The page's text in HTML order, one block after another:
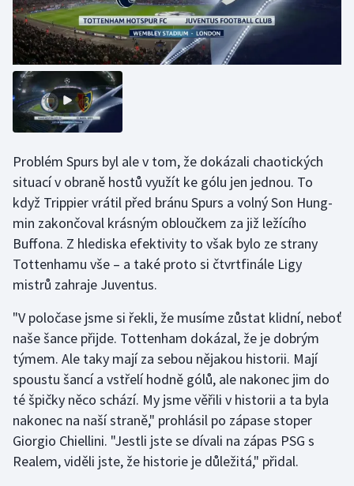
Rychlostní kanoistika
Short track
Sportovní střelba
Stolní tenis
Triatlon
Veslování
Vodní slalom
Volejbal
Ostatní
Problém Spurs byl ale v tom, že dokázali chaotických
situací v obraně hostů využít ke gólu jen jednou. To
když Trippier vrátil před bránu Spurs a volný Son Hung-
min zakončoval krásným obloučkem za již ležícího
Buffona. Z hlediska efektivity to však bylo ze strany
Tottenhamu vše – a také proto si čtvrtfinále Ligy
mistrů zahraje Juventus.
"V poločase jsme si řekli, že musíme zůstat klidní, neboť
naše šance přijde. Tottenham dokázal, že je dobrým
týmem. Ale taky mají za sebou nějakou historii. Mají
spoustu šancí a vstřelí hodně gólů, ale nakonec jim do
té špičky něco schází. My jsme věřili v historii a ta byla
nakonec na naší straně," prohlásil po zápase stoper
Giorgio Chiellini. "Jestli jste se dívali na zápas PSG s
Realem, viděli jste, že historie je důležitá," přidal.